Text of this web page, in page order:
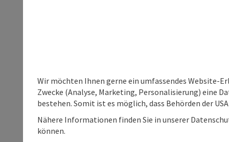
Wir möchten Ihnen gerne ein umfassendes Website-
Zwecke (Analyse, Marketing, Personalisierung) eine
bestehen. Somit ist es möglich, dass Behörden der
Nähere Informationen finden Sie in unserer
können.